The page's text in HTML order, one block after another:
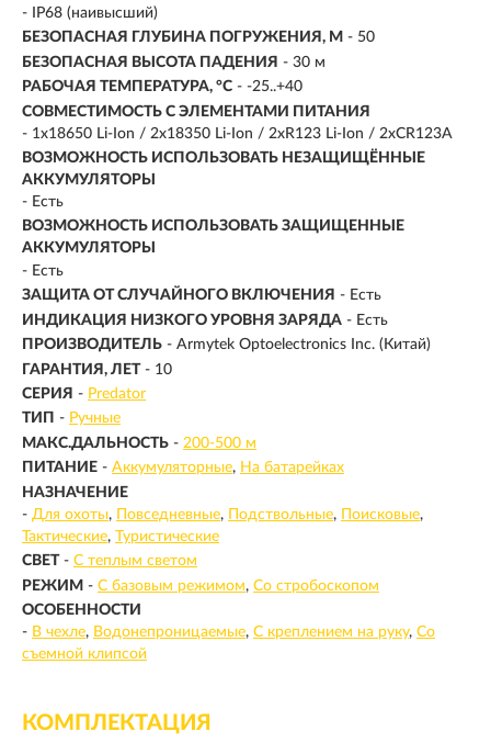
- IP68 (наивысший)
БЕЗОПАСНАЯ ГЛУБИНА ПОГРУЖЕНИЯ, М - 50
БЕЗОПАСНАЯ ВЫСОТА ПАДЕНИЯ - 30 м
РАБОЧАЯ ТЕМПЕРАТУРА, °C - -25..+40
СОВМЕСТИМОСТЬ С ЭЛЕМЕНТАМИ ПИТАНИЯ
- 1x18650 Li-Ion / 2x18350 Li-Ion / 2xR123 Li-Ion / 2xCR123A
ВОЗМОЖНОСТЬ ИСПОЛЬЗОВАТЬ НЕЗАЩИЩЁННЫЕ
АККУМУЛЯТОРЫ
- Есть
ВОЗМОЖНОСТЬ ИСПОЛЬЗОВАТЬ ЗАЩИЩЕННЫЕ
АККУМУЛЯТОРЫ
- Есть
ЗАЩИТА ОТ СЛУЧАЙНОГО ВКЛЮЧЕНИЯ - Есть
ИНДИКАЦИЯ НИЗКОГО УРОВНЯ ЗАРЯДА - Есть
ПРОИЗВОДИТЕЛЬ - Armytek Optoelectronics Inc. (Китай)
ГАРАНТИЯ, ЛЕТ - 10
СЕРИЯ - Predator
ТИП - Ручные
МАКС.ДАЛЬНОСТЬ - 200-500 м
ПИТАНИЕ - Аккумуляторные
На батарейках
НАЗНАЧЕНИЕ
- Для охоты Повседневные Подствольные
Поисковые
Тактические Туристические
СВЕТ - С теплым светом
РЕЖИМ - С базовым режимом Со стробоскопом
ОСОБЕННОСТИ
- В чехле Водонепроницаемые С креплением на руку Со
съемной клипсой
КОМПЛЕКТАЦИЯ